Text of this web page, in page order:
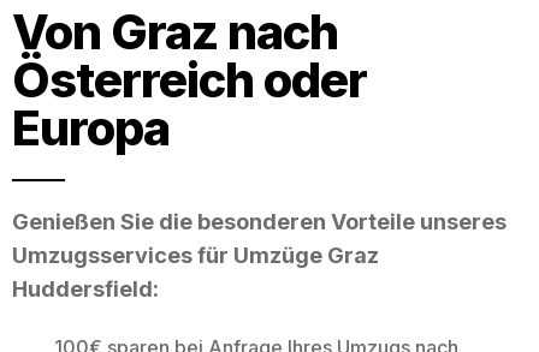
Von Graz nach
Österreich oder
Europa
Genießen Sie die besonderen Vorteile unseres
Umzugsservices für Umzüge Graz
Huddersfield:
100€ sparen bei Anfrage Ihres Umzugs nach